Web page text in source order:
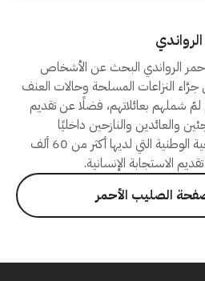
الرواندي البحث عن الأشخاص
جرَّاء النزاعات المسلحة وحالات العنف
لمّ شملهم بعائلاتهم، فضلًا عن تقديم
والعائدين والنازحين داخليًا
والمهاجرين. كما نساعد الجمعية الوطنية التي لديها أكثر من 60 ألف
الاستجابة الإنسانية.
الصليب الأحمر